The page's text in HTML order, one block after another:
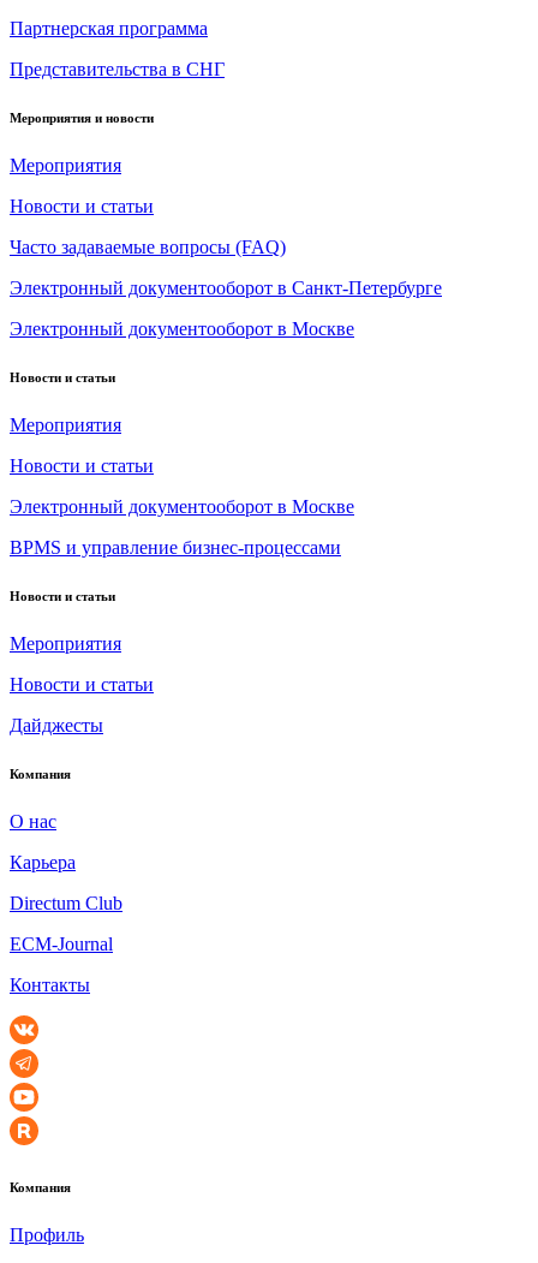
Партнерская программа
Представительства в СНГ
Мероприятия и новости
Мероприятия
Новости и статьи
Часто задаваемые вопросы (FAQ)
Электронный документооборот в Санкт-Петербурге
Электронный документооборот в Москве
Новости и статьи
Мероприятия
Новости и статьи
Электронный документооборот в Москве
BPMS и управление бизнес-процессами
Новости и статьи
Мероприятия
Новости и статьи
Дайджесты
Компания
О нас
Карьера
Directum Club
ECM-Journal
Контакты
Компания
Профиль